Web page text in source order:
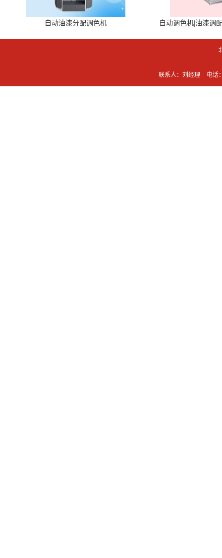
自动油漆分配调色机 自动调色机|油漆调
联系人：刘经理 电话